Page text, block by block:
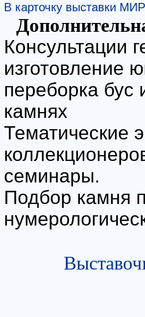
В карточку выставки
Консультации
изготовление
переборка бус
камнях
Тематические
семинары.
Подбор камня